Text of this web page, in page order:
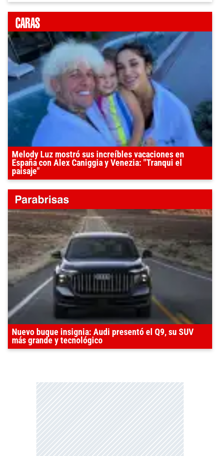
Melody Luz mostró sus increíbles vacaciones en
España con Alex Caniggia y Venezia: "Tranqui el
paisaje"
Nuevo buque insignia: Audi presentó el Q9, su SUV
más grande y tecnológico